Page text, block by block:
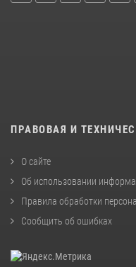
ПРАВОВАЯ И
О сайте
Об использовании
Правила обработки
Сообщить об ошибках